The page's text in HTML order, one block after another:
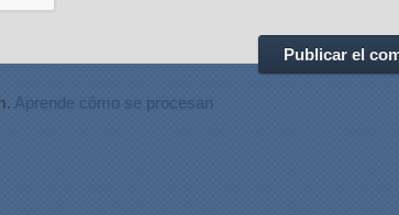
Aprende cómo se procesan